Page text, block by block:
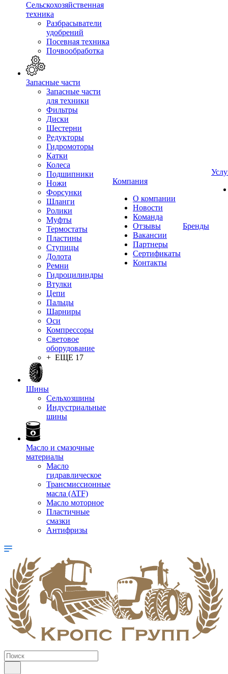
Сельскохозяйственная
техника
Разбрасыватели
удобрений
Посевная техника
Почвообработка
Запасные части
Запасные части
для техники
Фильтры
Диски
Шестерни
Редукторы
Гидромоторы
Катки
Колеса
Подшипники
Ножи
Форсунки
Шланги
Ролики
Муфты
Термостаты
Пластины
Ступицы
Долота
Ремни
Гидроцилиндры
Втулки
Цепи
Пальцы
Шарниры
Оси
Компрессоры
Световое
оборудование
+ ЕЩЕ 17
Шины
Сельхозшины
Индустриальные
шины
Масло и смазочные
материалы
Масло
гидравлическое
Трансмиссионные
масла (ATF)
Масло моторное
Пластичные
смазки
Антифризы
Компания
О компании
Новости
Команда
Отзывы
Вакансии
Партнеры
Сертификаты
Контакты
Бренды